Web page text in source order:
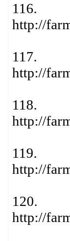
116.
http://
117.
http://
118.
http://
119.
http://
120.
http://